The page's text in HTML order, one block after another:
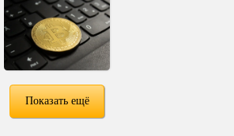
Показать ещё